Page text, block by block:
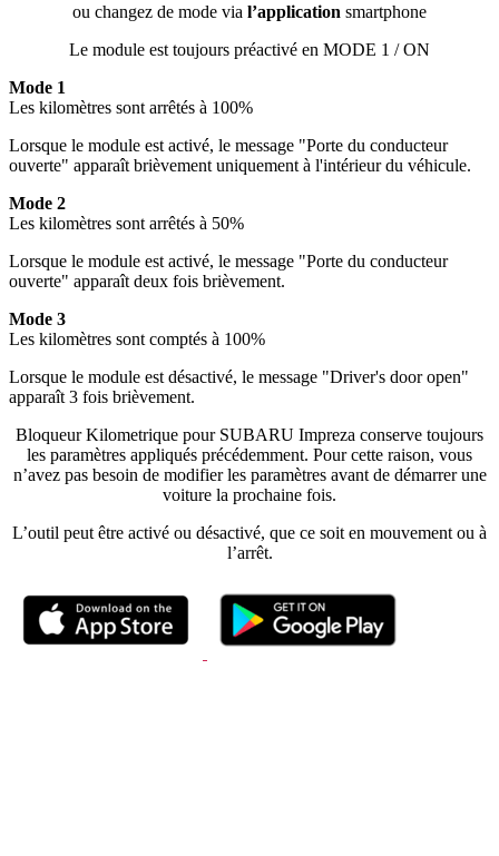
ou changez de mode via l’application smartphone
Le module est toujours préactivé en MODE 1 / ON
Mode 1
Les kilomètres sont arrêtés à 100%
Lorsque le module est activé, le message "Porte du conducteur
ouverte" apparaît brièvement uniquement à l'intérieur du véhicule.
Mode 2
Les kilomètres sont arrêtés à 50%
Lorsque le module est activé, le message "Porte du conducteur
ouverte" apparaît deux fois brièvement.
Mode 3
Les kilomètres sont comptés à 100%
Lorsque le module est désactivé, le message "Driver's door open"
apparaît 3 fois brièvement.
Bloqueur Kilometrique pour SUBARU Impreza conserve toujours
les paramètres appliqués précédemment. Pour cette raison, vous
n’avez pas besoin de modifier les paramètres avant de démarrer une
voiture la prochaine fois.
L’outil peut être activé ou désactivé, que ce soit en mouvement ou à
l’arrêt.